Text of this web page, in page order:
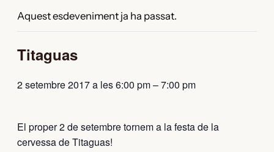
Aquest esdeveniment ja ha passat.
Titaguas
2 setembre 2017 a les 6:00 pm–7:00 pm
El proper 2 de setembre tornem a la festa de la
cervessa de Titaguas!